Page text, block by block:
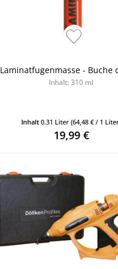
Laminatfugenmasse - Buche
Inhalt: 310 ml
Inhalt 0.31 Liter (64,48 € / 1
19,99 €